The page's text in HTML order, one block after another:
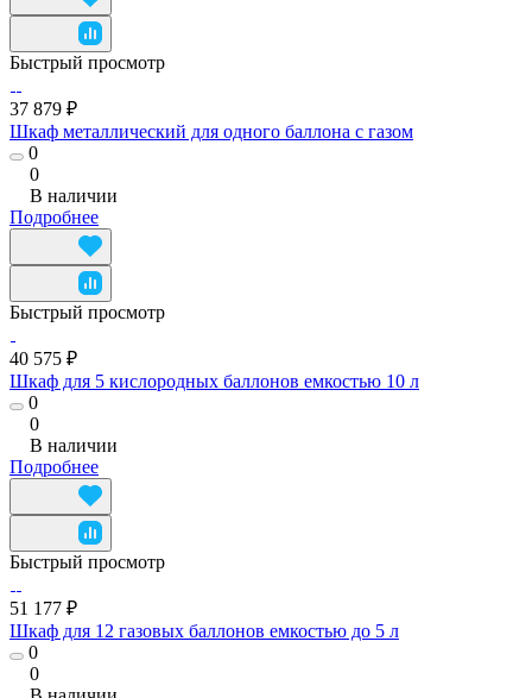
Быстрый просмотр
37 879 ₽
Шкаф металлический для одного баллона с газом
0
0
В наличии
Подробнее
Быстрый просмотр
40 575 ₽
Шкаф для 5 кислородных баллонов емкостью 10 л
0
0
В наличии
Подробнее
Быстрый просмотр
51 177 ₽
Шкаф для 12 газовых баллонов емкостью до 5 л
0
0